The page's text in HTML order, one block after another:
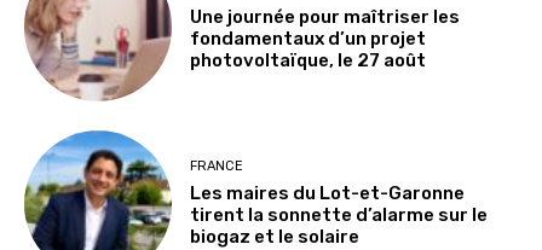
Une journée pour maîtriser les
fondamentaux d’un projet
photovoltaïque, le 27 août
FRANCE
Les maires du Lot-et-Garonne
tirent la sonnette d’alarme sur le
biogaz et le solaire